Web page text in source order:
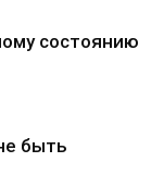
состоянию
быть